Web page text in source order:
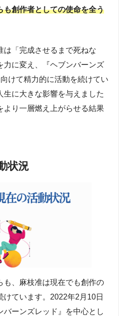
も創作者としての使命を全う
は「完成させるまで死ねな
力に変え、『ヘブンバーンズ
けて精力的に活動を続けてい
生に大きな影響を与えました
より一層燃え上がらせる結果
状況
も、麻枝准は現在でも創作の
ています。2022年2月10日
バーンズレッド』を中心とし